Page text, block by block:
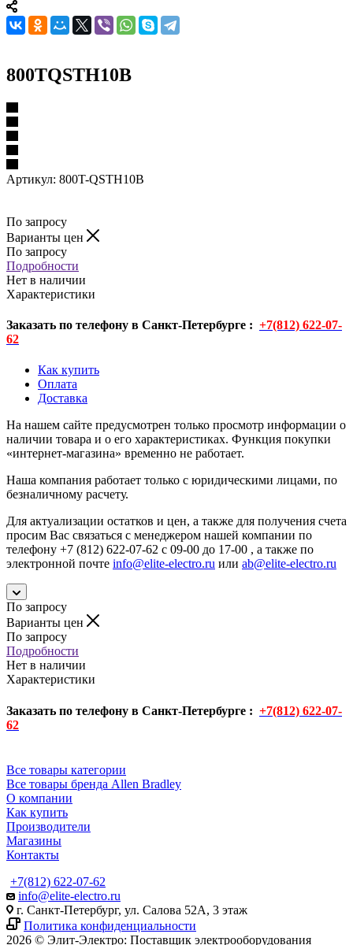
800TQSTH10B
Артикул: 800T-QSTH10B
По запросу
Варианты цен
По запросу
Подробности
Нет в наличии
Характеристики
Заказать по телефону в Санкт-Петербурге : +7(812) 622-07-
62
Как купить
Оплата
Доставка
На нашем сайте предусмотрен только просмотр информации о
наличии товара и о его характеристиках. Функция покупки
«интернет-магазина» временно не работает.
Наша компания работает только с юридическими лицами, по
безналичному расчету.
Для актуализации остатков и цен, а также для получения счета
просим Вас связаться с менеджером нашей компании по
телефону +7 (812) 622-07-62 с 09-00 до 17-00 , а также по
электронной почте info@elite-electro.ru или ab@elite-electro.ru
По запросу
Варианты цен
По запросу
Подробности
Нет в наличии
Характеристики
Заказать по телефону в Санкт-Петербурге : +7(812) 622-07-
62
Все товары категории
Все товары бренда Allen Bradley
О компании
Как купить
Производители
Магазины
Контакты
+7(812) 622-07-62
info@elite-electro.ru
г. Санкт-Петербург, ул. Салова 52А, 3 этаж
Политика конфиденциальности
2026 © Элит-Электро: Поставщик электрооборудования